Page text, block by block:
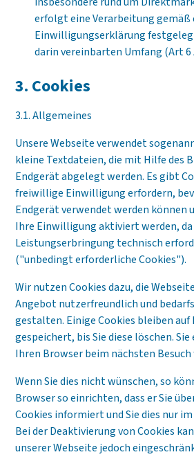
erfolgt eine Verarbeitung gemäß
Einwilligungserklärung
darin vereinbarten Umfang (Art 6
3. Cookies
3.1. Allgemeines
Unsere Webseite verwendet
kleine Textdateien, die mit Hilfe des
Endgerät abgelegt werden. Es gibt
freiwillige Einwilligung erfordern,
Endgerät verwendet werden können
Ihre Einwilligung aktiviert werden, da
Leistungserbringung technisch
("unbedingt erforderliche Cookies").
Wir nutzen Cookies dazu, die
Angebot nutzerfreundlich und
gestalten. Einige Cookies bleiben
gespeichert, bis Sie diese löschen.
Ihren Browser beim nächsten
Wenn Sie dies nicht wünschen, so
Browser so einrichten, dass er Sie
Cookies informiert und Sie dies nur
Bei der Deaktivierung von Cookies
unserer Webseite jedoch